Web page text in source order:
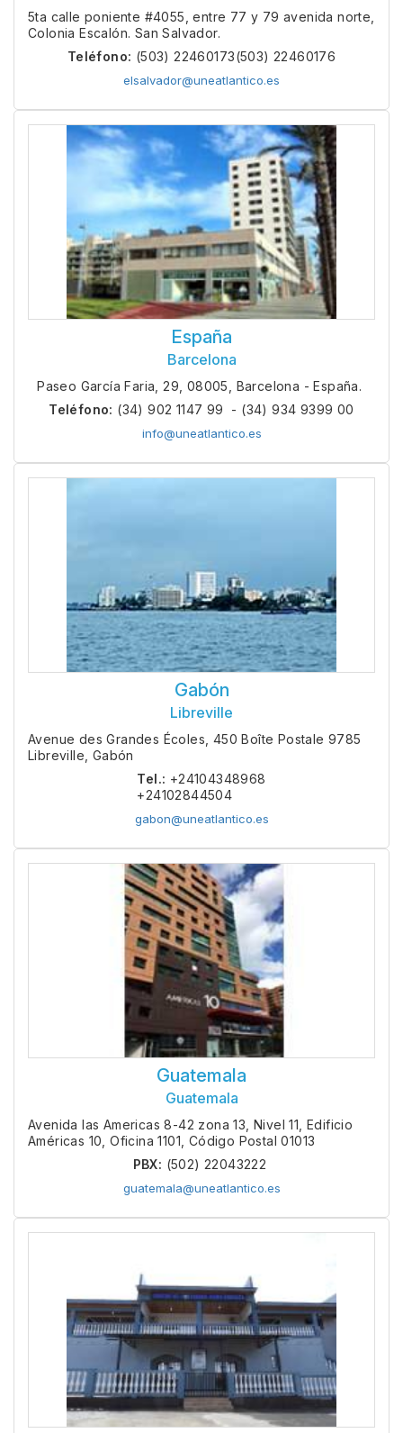
5ta calle poniente #4055, entre 77 y 79 avenida norte,
Colonia Escalón. San Salvador.
Teléfono: (503) 22460173(503) 22460176
elsalvador@uneatlantico.es
España
Barcelona
Paseo García Faria, 29, 08005, Barcelona - España.
Teléfono: (34) 902 1147 99 - (34) 934 9399 00
info@uneatlantico.es
Gabón
Libreville
Avenue des Grandes Écoles, 450 Boîte Postale 9785
Libreville, Gabón
Tel.: +24104348968
+24102844504
gabon@uneatlantico.es
Guatemala
Guatemala
Avenida las Americas 8-42 zona 13, Nivel 11, Edificio
Américas 10, Oficina 1101, Código Postal 01013
PBX: (502) 22043222
guatemala@uneatlantico.es